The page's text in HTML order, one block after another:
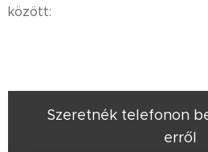
között:
Szeretnék telefonon
erről